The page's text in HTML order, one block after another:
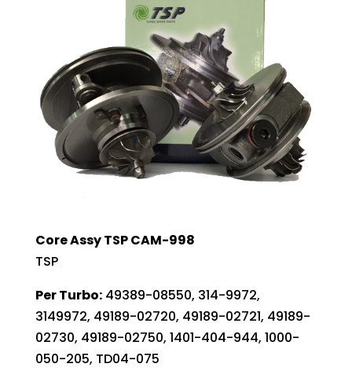
Core Assy TSP CAM-998
TSP
Per Turbo:49389-08550, 314-9972,
3149972, 49189-02720, 49189-02721, 49189-
02730, 49189-02750, 1401-404-944, 1000-
050-205, TD04-075